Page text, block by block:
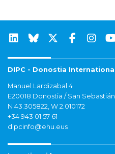
DIPC - Donostia
Manuel Lardizabal 4
E20018 Donostia / San Sebastián
N 43.305822, W 2.010172
+34 943 01 57 61
dipcinfo@ehu.eus